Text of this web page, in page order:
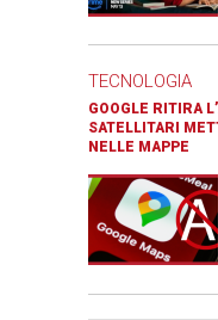
TECNOLOGIA
GOOGLE RITIRA
SATELLITARI
NELLE MAPPE